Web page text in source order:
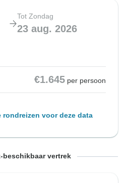
Tot Zondag
23 aug. 2026
€1.645 per persoon
voor deze data
Tot Zondag
beschikbaar vertrek